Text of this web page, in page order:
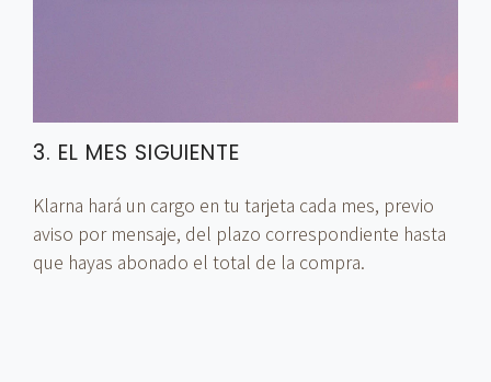
3. EL MES SIGUIENTE
Klarna hará un cargo en tu tarjeta cada mes, previo
aviso por mensaje, del plazo correspondiente hasta
que hayas abonado el total de la compra.